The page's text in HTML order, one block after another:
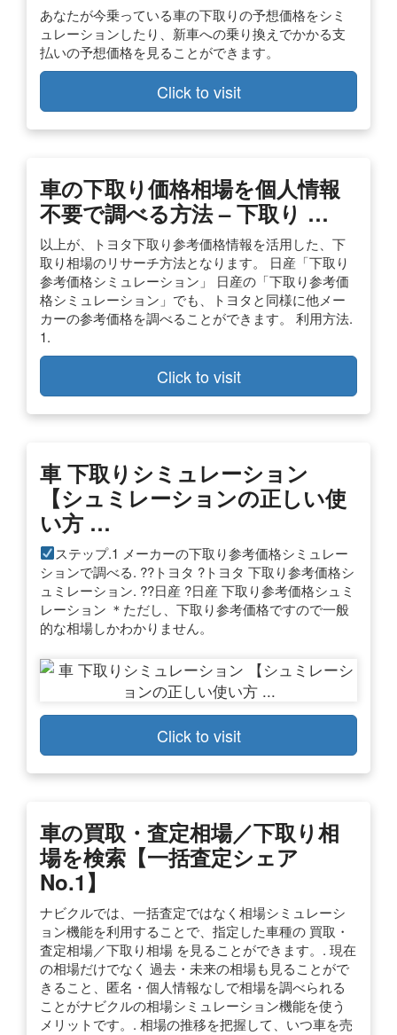
あなたが今乗っている車の下取りの予想価格をシミ
ュレーションしたり、新車への乗り換えでかかる支
払いの予想価格を見ることができます。
Click to visit
車の下取り価格相場を個人情報
不要で調べる方法 – 下取り …
以上が、トヨタ下取り参考価格情報を活用した、下
取り相場のリサーチ方法となります。 日産「下取り
参考価格シミュレーション」 日産の「下取り参考価
格シミュレーション」でも、トヨタと同様に他メー
カーの参考価格を調べることができます。 利用方法.
1.
Click to visit
車 下取りシミュレーション
【シュミレーションの正しい使
い方 …
ステップ.1 メーカーの下取り参考価格シミュレー
ションで調べる. ??トヨタ ?トヨタ 下取り参考価格シ
ュミレーション. ??日産 ?日産 下取り参考価格シュミ
レーション ＊ただし、下取り参考価格ですので一般
的な相場しかわかりません。
Click to visit
車の買取・査定相場／下取り相
場を検索【一括査定シェア
No.1】
ナビクルでは、一括査定ではなく相場シミュレーシ
ョン機能を利用することで、指定した車種の 買取・
査定相場／下取り相場 を見ることができます。. 現在
の相場だけでなく 過去・未来の相場も見ることがで
きること、匿名・個人情報なしで相場を調べられる
ことがナビクルの相場シミュレーション機能を使う
メリットです。. 相場の推移を把握して、いつ車を売